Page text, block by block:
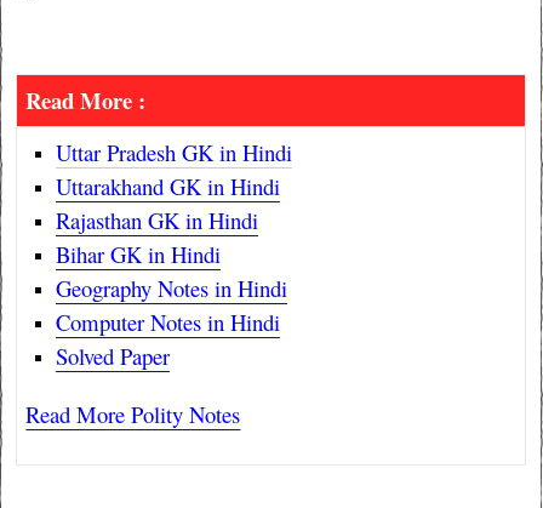
Read More :
Uttar Pradesh GK in Hindi
Uttarakhand GK in Hindi
Rajasthan GK in Hindi
Bihar GK in Hindi
Geography Notes in Hindi
Computer Notes in Hindi
Solved Paper
Read More Polity Notes